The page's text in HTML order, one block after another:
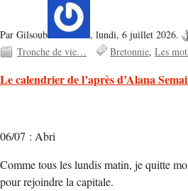
Par Gilsoub , lundi, 6 juillet 2026.
Tronche de vie…
Bretonnie Les
Le calendrier de l’après d’Alana
06/07 : Abri
Comme tous les lundis matin, je quitte
pour rejoindre la capitale.